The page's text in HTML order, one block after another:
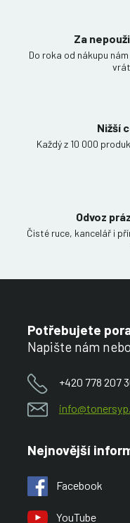
Za
Do roka od nákupu
Nižší
Každý z 10 000
Odvoz
Čisté ruce, kancelář i
Potřebujete
Napište nám
+420 778 207
Nejnovější
Facebook
YouTube